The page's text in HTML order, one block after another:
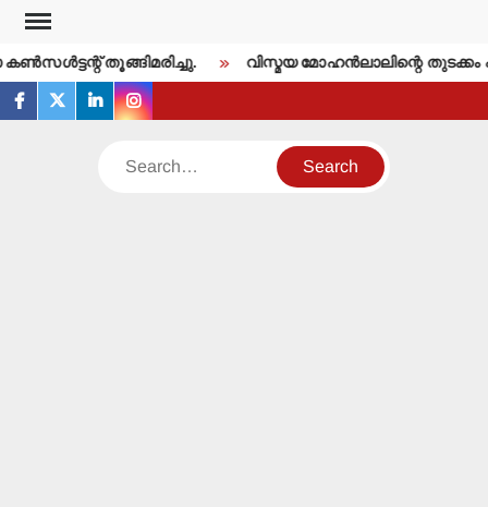
Skip
content
തൂങ്ങിമരിച്ചു. വിസ്മയ മോഹന്‍ലാലിന്റെ തുടക്കം
facebook
twitterlinkedininstagram
Search